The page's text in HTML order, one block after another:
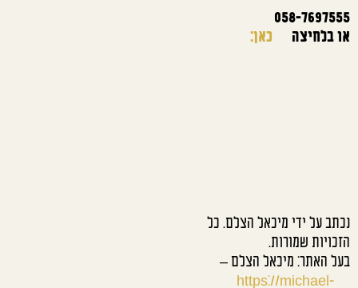
058-7697555
או בלחיצה
כאן:
נכתב על ידי מיכאל הצלם. כל
הזכויות שמורות.
בעל האתר: מיכאל הצלם –
https://michael-